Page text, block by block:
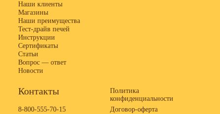
Наши клиенты
Магазины
Наши преимущества
Тест-драйв печей
Инструкции
Сертификаты
Статьи
Вопрос — ответ
Новости
Контакты
8-800-555-70-15
Политика
конфиденциальности
Договор-оферта